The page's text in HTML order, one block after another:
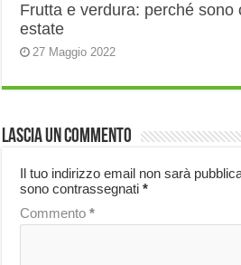
Frutta e verdura: perché sono
estate
27 Maggio 2022
Lascia un commento
Il tuo indirizzo email non sarà
sono contrassegnati*
Commento*